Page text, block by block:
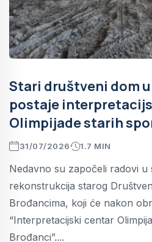
Stari društveni dom
postaje
Olimpijade starih
31/07/2026 1.7 MIN
Nedavno su započeli radovi u
rekonstrukcija starog
Brođancima, koji će nakon
“Interpretacijski centar
Brođanci”....